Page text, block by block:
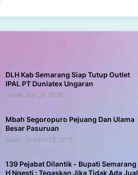
DLH Kab Semarang Siap Tutup Outlet
IPAL PT Duniatex Ungaran
Jumat, Mei 09, 2025
Mbah Segoropuro Pejuang Dan Ulama
Besar Pasuruan
Sabtu, Oktober 22, 2016
139 Pejabat Dilantik - Bupati Semarang
H Ngesti : Tegaskan Jika Tidak Ada Jual